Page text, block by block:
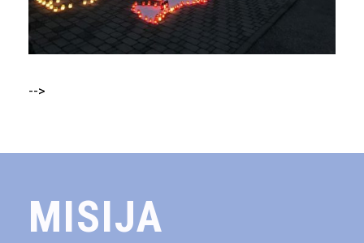
-->
MISIJA